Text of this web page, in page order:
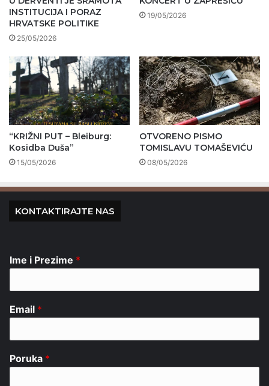
INSTITUCIJA I PORAZ
HRVATSKE POLITIKE
25/05/2026
19/05/2026
“KRIŽNI PUT – Bleiburg:
Kosidba Duša”
15/05/2026
OTVORENO PISMO
TOMISLAVU TOMAŠEVIĆU
08/05/2026
KONTAKTIRAJTE NAS
Ime i Prezime *
Email *
Poruka *